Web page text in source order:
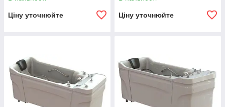
Ціну уточнюйте Ціну уточнюйте